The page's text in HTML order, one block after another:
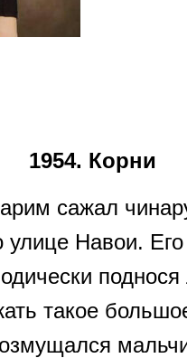
1954. Корни
сажал
улице Навои.
такое